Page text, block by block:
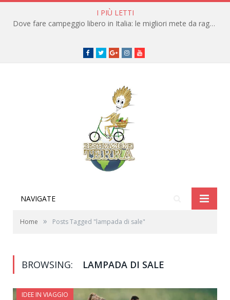
I PIÙ LETTI
Dove fare campeggio libero in Italia: le migliori mete da raggiungere in traghetto
Facebook
TwitterGoogle+instagramyoutube
NAVIGATE
Home » Posts Tagged "lampada di sale"
BROWSING: LAMPADA DI SALE
IDEE IN VIAGGIO